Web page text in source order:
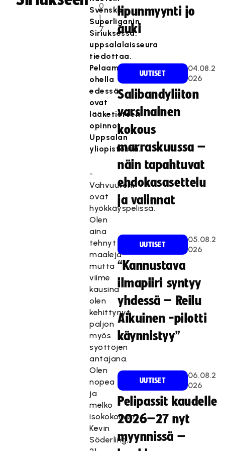
0
1
7
Svenska
Superliganin
Siriuksessa,
uppsalalaisseura
tiedottaa.
Pelaamisen
ohella
edessä
ovat
lääketieteen
opinnot
Uppsalan
yliopistossa.
-
Vahvuuteni
ovat
hyökkäyspelissä.
Olen
aina
tehnyt
maaleja
mutta
viime
kausina
olen
kehittynyt
paljon
myös
syöttöjen
antajana.
Olen
nopea
ja
melko
isokokoinen,
Kevin
Söderling,
lipunmyynti jo
auki
UUTISET
04.08.2
026
Salibandyliiton
varsinainen
kokous
marraskuussa –
näin tapahtuvat
ehdokasasettelu
ja valinnat
UUTISET
05.08.2
026
“Kannustava
ilmapiiri syntyy
yhdessä – Reilu
Aikuinen -pilotti
käynnistyy”
UUTISET
06.08.2
026
Pelipassit kaudelle
2026–27 nyt
myynnissä –